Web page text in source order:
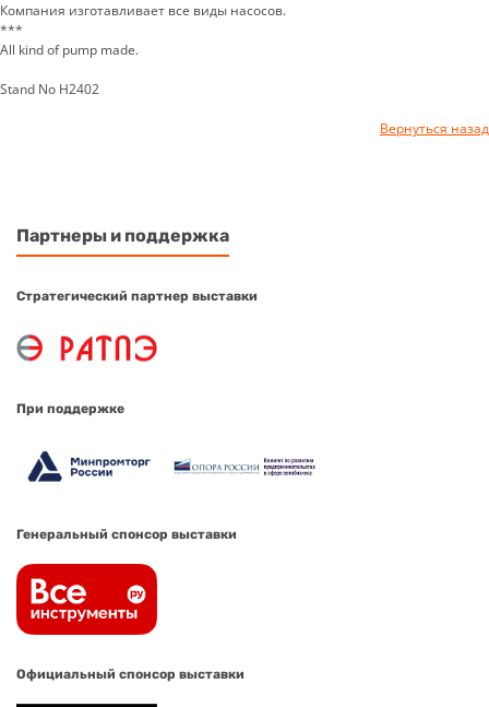
Компания изготавливает все виды насосов.
***
All kind of pump made.
Stand No H2402
Вернуться назад
Партнеры и поддержка
Стратегический партнер выставки
При поддержке
Генеральный спонсор выставки
Официальный спонсор выставки